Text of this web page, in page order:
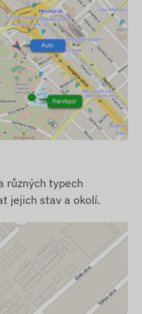
systémy a
zajišťují sběr a
vlastníka
s centrálním
Zařízení
operátorů pomocí
sítěmi v
(bez
různých typech
jejich stav a okolí.